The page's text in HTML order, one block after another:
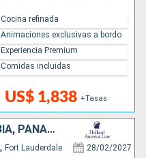
US$ 1,838 +Tasas
Cocina refinada
Animaciones exclusivas a bordo
Experiencia Premium
Comidas incluidas
BAHAMAS, ARUBA, COLOMBIA, PANAMÁ, COSTA RICA, ISLAS CAIMÁN, ANTIGUA Y BARBUDA, PUERTO RICO, ESTADOS UNIDOS
Fort Lauderdale 28/02/2027